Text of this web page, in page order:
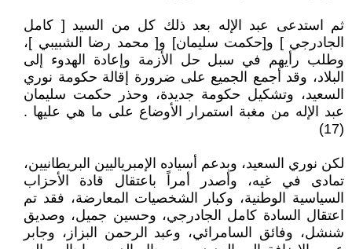
ثم استدعى عبد الإله بعد ذلك كل من السيد [ كامل
الجادرجي ] و[حكمت سليمان] و[ محمد رضا الشبيبي ]،
وطلب رأيهم في سبل حل الأزمة وإعادة الهدوء إلى
البلاد، وقد أجمع الجميع على ضرورة إقالة حكومة نوري
السعيد، وتشكيل حكومة جديدة، وحذر حكمت سليمان
عبد الإله من مغبة استمرار الأوضاع على ما هي عليها .
(17)
لكن نوري السعيد، وبدعم أسياده الإمبرياليين البريطانيين،
تمادى في غيه، وأصدر أمراً باعتقال قادة الأحزاب
السياسية الوطنية، وكبار الشخصيات المعارضة، فقد تم
اعتقال السادة كامل الجادرجي، وحسين جميل، وصديق
شنشل، وفائق السامرائي، وعبد الرحمن البزاز، وجابر